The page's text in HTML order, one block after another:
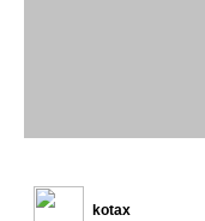
kotax